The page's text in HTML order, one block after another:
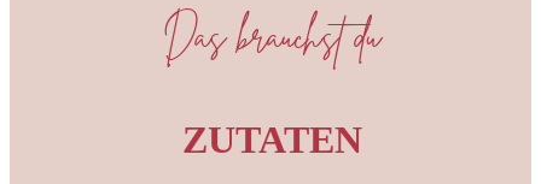
Das brauchst du
ZUTATEN